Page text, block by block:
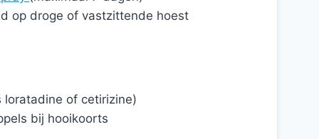
op droge of vastzittende hoest
loratadine of cetirizine)
bij hooikoorts